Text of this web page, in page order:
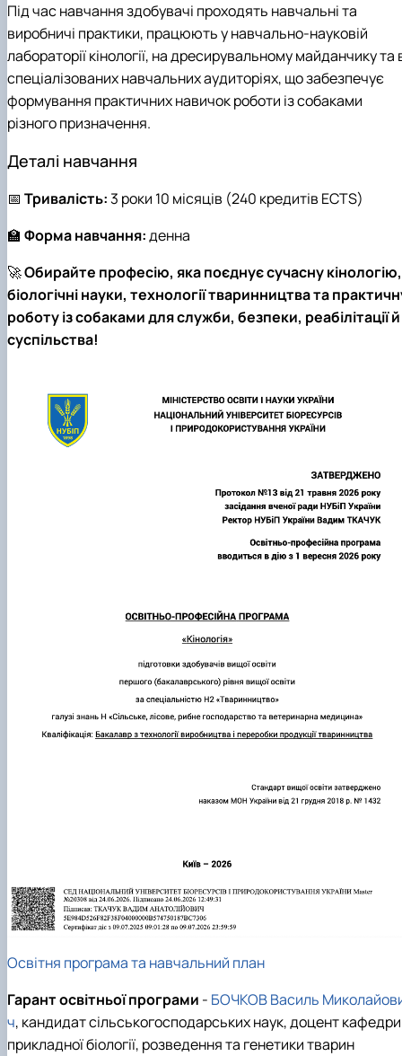
Під час навчання здобувачі проходять навчальні та
виробничі практики, працюють у навчально-науковій
лабораторії кінології, на дресирувальному майданчику та
спеціалізованих навчальних аудиторіях, що забезпечує
формування практичних навичок роботи із собаками
різного призначення.
Деталі навчання
📅 Тривалість:3 роки 10 місяців (240 кредитів ECTS)
🏫 Форма навчання:денна
🚀Обирайте професію, яка поєднує сучасну кінологію,
біологічні науки, технології тваринництва та
роботу із собаками для служби, безпеки, реабілітації й
суспільства!
Освітня програма та навчальний план
Гарант освітньої програми - БОЧКОВ Василь
ч, кандидат сільськогосподарських наук, доцент кафедри
прикладної біології, розведення та генетики тварин